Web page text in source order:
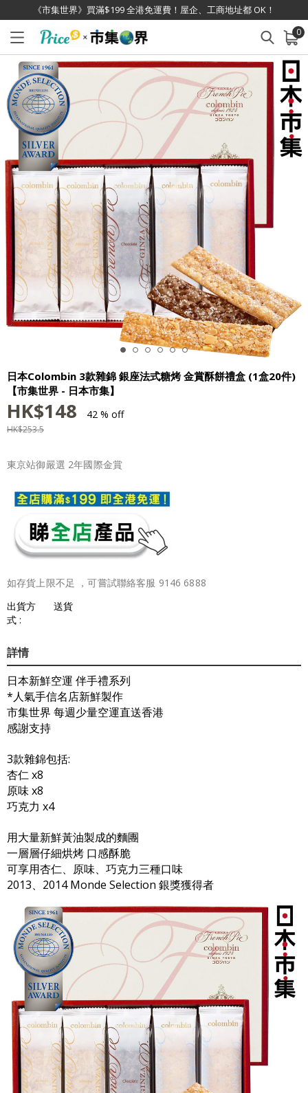
《市集世界》買滿$199 全港免運費！屋企、工商地址都 OK！
0
已加入購物車 查看
日本Colombin 3款雜錦 銀座法式糖烤 金賞酥餅禮盒 (1盒20件)
【市集世界 - 日本市集】
HK$148 42 % off
HK$253.5
東京站御嚴選 2年國際金賞
如存貨上限不足 ，可嘗試聯絡客服 9146 6888
出貨方
式 :
送貨
詳情
日本新鮮空運 伴手禮系列
*人氣手信名店新鮮製作
市集世界 每週少量空運直送香港
感謝支持
3款雜錦包括:
杏仁 x8
原味 x8
巧克力 x4
用大量新鮮黃油製成的麵團
一層層仔細烘烤 口感酥脆
可享用杏仁、原味、巧克力三種口味
2013、2014 Monde Selection 銀獎獲得者